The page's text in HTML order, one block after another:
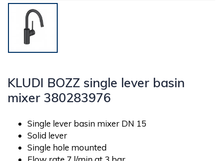
KLUDI BOZZ single lever basin
mixer 380283976
Single lever basin mixer DN 15
Solid lever
Single hole mounted